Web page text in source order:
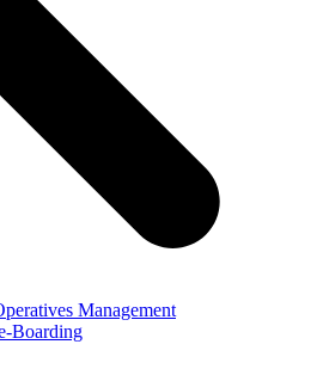
Management
Boarding